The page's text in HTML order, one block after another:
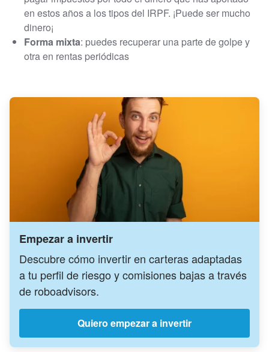
en estos años a los tipos del IRPF. ¡Puede ser mucho
dinero¡
Forma mixta: puedes recuperar una parte de golpe y
otra en rentas periódicas
Empezar a invertir
Descubre cómo invertir en carteras adaptadas
a tu perfil de riesgo y comisiones bajas a través
de roboadvisors.
Quiero empezar a invertir